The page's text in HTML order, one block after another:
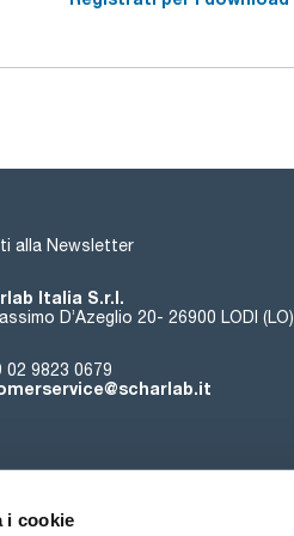
i cookie
alla Newsletter
Italia S.r.l.
D’Azeglio 20- 26900 LODI (LO)
02 9823 0679